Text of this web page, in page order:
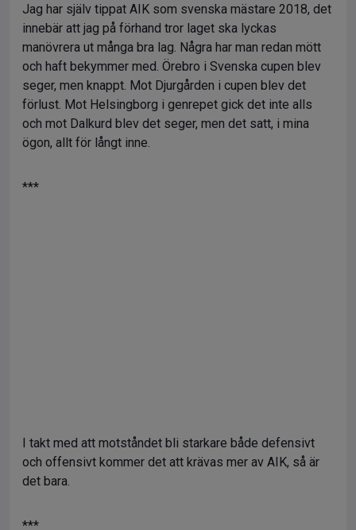
Jag har själv tippat AIK som svenska mästare 2018, det
innebär att jag på förhand tror laget ska lyckas
manövrera ut många bra lag. Några har man redan mött
och haft bekymmer med. Örebro i Svenska cupen blev
seger, men knappt. Mot Djurgården i cupen blev det
förlust. Mot Helsingborg i genrepet gick det inte alls
och mot Dalkurd blev det seger, men det satt, i mina
ögon, allt för långt inne.
***
I takt med att motståndet bli starkare både defensivt
och offensivt kommer det att krävas mer av AIK, så är
det bara.
***